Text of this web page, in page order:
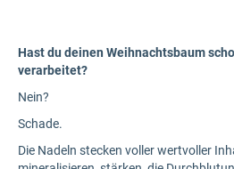
Hast du deinen Weihnachtsbaum
verarbeitet?
Nein?
Schade.
Die Nadeln stecken voller wertvoller